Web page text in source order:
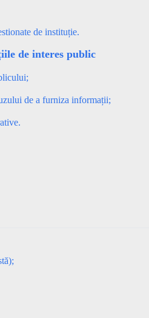
de instituție.
de interes public
de a furniza informații;